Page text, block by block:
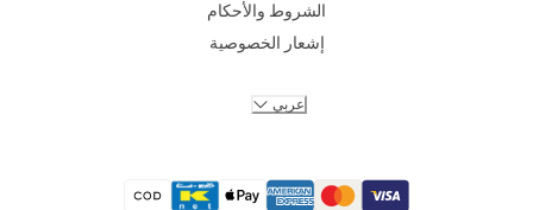
الشروط والأحكام
إشعار الخصوصية
عربي